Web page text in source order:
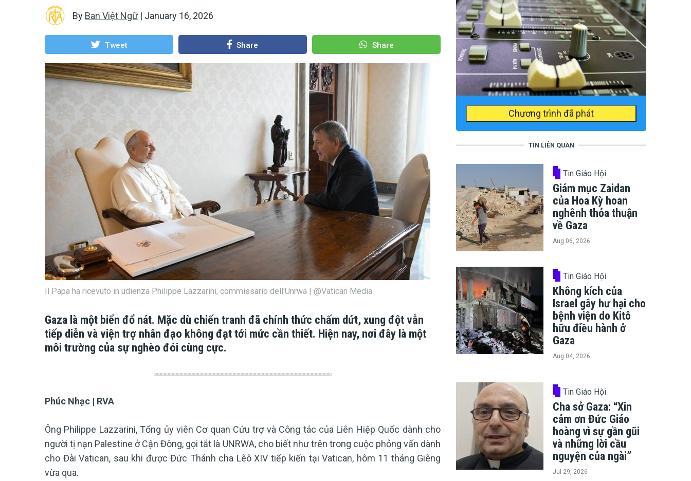
By Ban Việt Ngữ| January 16, 2026
Tweet Share Share
Il Papa ha ricevuto in udienza Philippe Lazzarini, commissario dell'Unrwa | @Vatican Media
Gaza là một biển đổ nát. Mặc dù chiến tranh đã chính thức chấm dứt, xung đột vẫn
tiếp diễn và viện trợ nhân đạo không đạt tới mức cần thiết. Hiện nay, nơi đây là một
môi trường của sự nghèo đói cùng cực.
Phúc Nhạc | RVA
Ông Philippe Lazzarini, Tổng ủy viên Cơ quan Cứu trợ và Công tác của Liên Hiệp Quốc dành cho
người tị nạn Palestine ở Cận Đông, gọi tắt là UNRWA, cho biết như trên trong cuộc phỏng vấn dành
cho Đài Vatican, sau khi được Đức Thánh cha Lêô XIV tiếp kiến tại Vatican, hôm 11 tháng Giêng
vừa qua.
Chương trình đã phát
TIN LIÊN QUAN
Tin Giáo Hội
Giám mục Zaidan
của Hoa Kỳ hoan
nghênh thỏa thuận
về Gaza
Aug 06, 2026
Tin Giáo Hội
Không kích của
Israel gây hư hại cho
bệnh viện do Kitô
hữu điều hành ở
Gaza
Aug 04, 2026
Tin Giáo Hội
Cha sở Gaza: “Xin
cảm ơn Đức Giáo
hoàng vì sự gần gũi
và những lời cầu
nguyện của ngài”
Jul 29, 2026